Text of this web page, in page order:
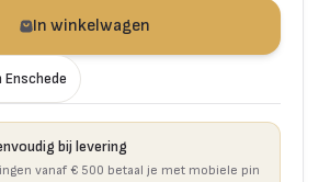
In winkelwagen
bij levering
vanaf € 500 betaal je met mobiele pin